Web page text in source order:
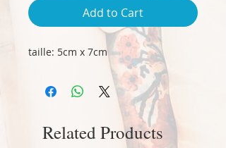
Add to Cart
taille: 5cm x 7cm
Related Products